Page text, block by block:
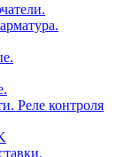
Реле контроля